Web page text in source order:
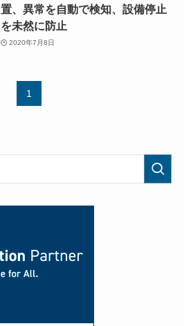
置、異常を自動で検知、設備停止
を未然に防止
2020年7月8日
1